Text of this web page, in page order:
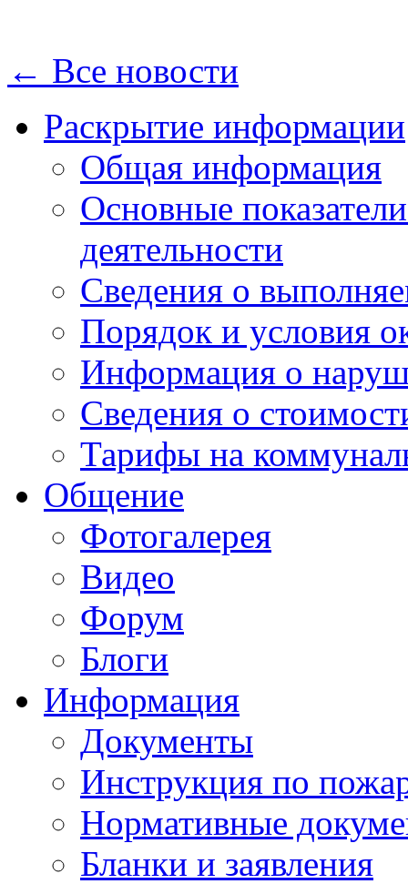
← Все новости
Раскрытие информации
Общая информация
Основные
деятельности
Сведения о
Порядок и условия
Информация о
Сведения о
Тарифы на
Общение
Фотогалерея
Видео
Форум
Блоги
Информация
Документы
Инструкция по
Нормативные
Бланки и заявления